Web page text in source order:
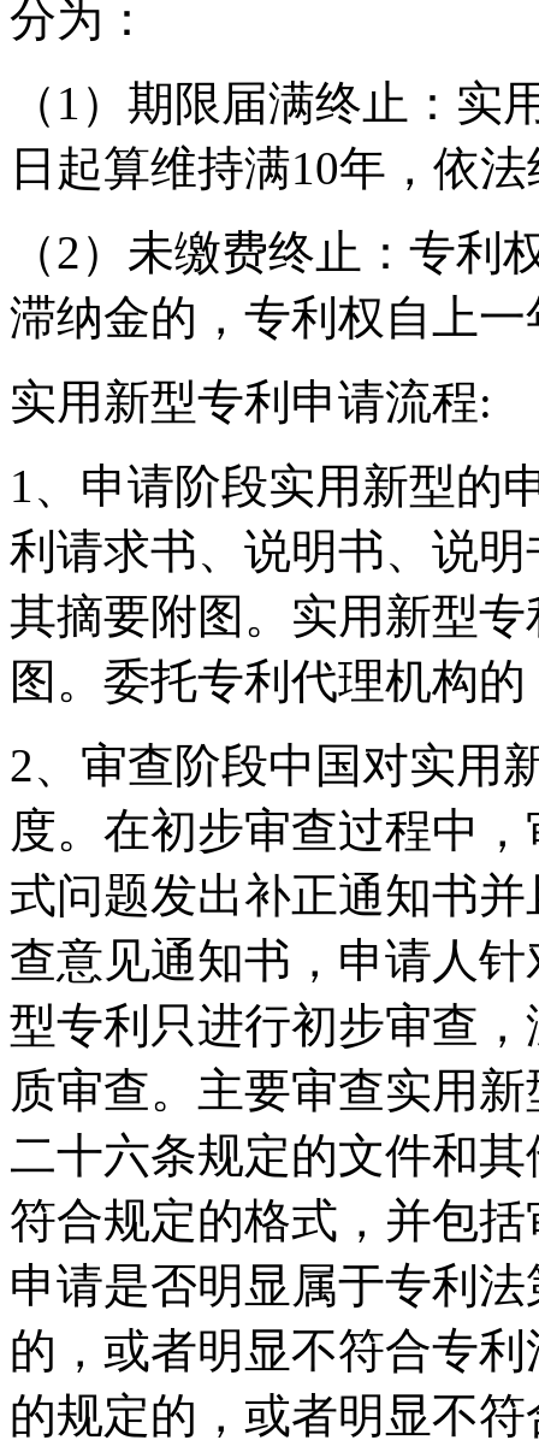
分为：
（1）期限届满终止：
日起算维持满10年，依
（2）未缴费终止：专
滞纳金的，专利权自上
实用新型专利申请流程:
1、申请阶段实用新型的
利请求书、说明书、说
其摘要附图。实用新型
图。委托专利代理机构
2、审查阶段中国对实用
度。在初步审查过程中
式问题发出补正通知书
查意见通知书，申请人
型专利只进行初步审查
质审查。主要审查实用
二十六条规定的文件和
符合规定的格式，并包
申请是否明显属于专利
的，或者明显不符合专
的规定的，或者明显不